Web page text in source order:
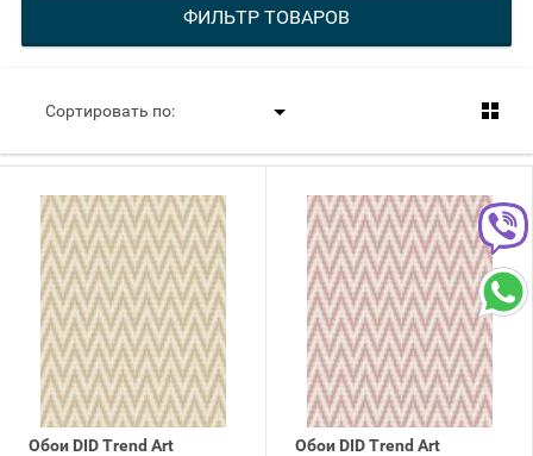
ФИЛЬТР ТОВАРОВ
Сортировать по:
Обои DID Trend Art
Обои DID Trend Art